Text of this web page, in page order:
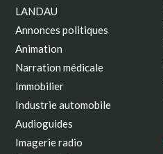
LANDAU
Annonces politiques
Animation
Narration médicale
Immobilier
Industrie automobile
Audioguides
Imagerie radio